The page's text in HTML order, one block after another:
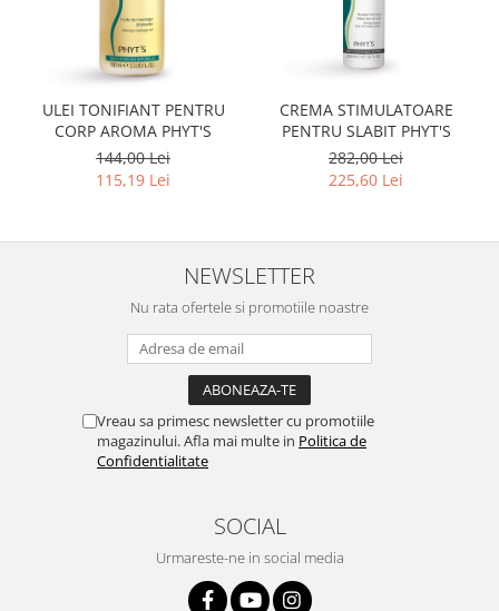
ULEI TONIFIANT PENTRU
CORP AROMA PHYT'S
144,00 Lei
115,19 Lei
CREMA STIMULATOARE
PENTRU SLABIT PHYT'S
282,00 Lei
225,60 Lei
NEWSLETTER
Nu rata ofertele si promotiile noastre
Vreau sa primesc newsletter cu promotiile
magazinului. Afla mai multe in Politica de
Confidentialitate
SOCIAL
Urmareste-ne in social media